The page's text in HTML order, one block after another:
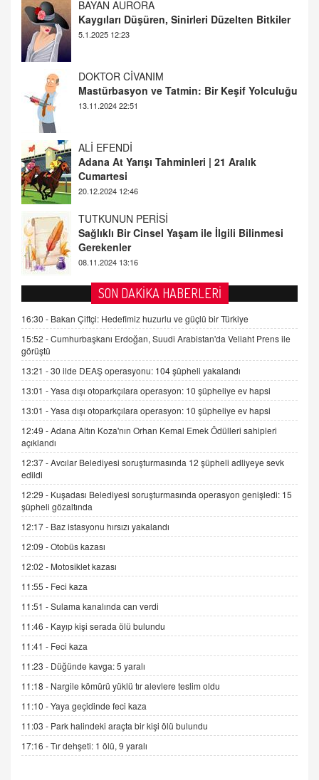
DOKTOR CİVANIM
ALİ EFENDİ
20.12.2024 12:46
TUTKUNUN PERİSİ
Sağlıklı Bir Cinsel Yaşam ile İlgili Bilinmesi
08.11.2024 13:16
FARUK ÖNALAN
Tezkere Onaylanmasaydı…
AV. DOĞAN CAN DOĞAN
Kişisel verilerin korunması ve dijital hukukun
gelişimi
15.09.2025 16:17
SEHER EREK
Kış Ayları Geldi, Hangi Önlemler Alınmalı?
9.12.2025 10:11
İNCİ GÜL AKÖL
Trump Keşke Adana'yı da Ziyaret Etse...
06.07.2026 13:00
ADEM AKÖL
Esed Destekçilerinin Yüzüne Vurulan Şamar:
Sednaya
11.12.2024 12:30
DR. EKREM ASLAN
Gerçek Ne, Algı Ne? "Beraber Yürüyoruz"
Cümlesinin Peşinden
19.07.2025 12:45
GÖNÜL MENEKŞE
Şifacının Yolu
04.11.2025 12:56
AV. RÜMEYSA ÖZKALE
Kira Uyuşmazlıklarında Dava Açmadan Önce
SON DAKİKA HABERLERİ
16:30 - Bakan Çiftçi: Hedefimiz huzurlu ve güçlü bir Türkiye
15:52 -Cumhurbaşkanı Erdoğan, Suudi Arabistan'da Veliaht Prens ile
görüştü
13:21 -30 ilde DEAŞ operasyonu: 104 şüpheli yakalandı
13:01 -Yasa dışı otoparkçılara operasyon: 10 şüpheliye ev hapsi
13:01 -Yasa dışı otoparkçılara operasyon: 10 şüpheliye ev hapsi
12:49 -Adana Altın Koza'nın Orhan Kemal Emek Ödülleri sahipleri
açıklandı
12:37 -Avcılar Belediyesi soruşturmasında 12 şüpheli adliyeye sevk
edildi
12:29 - Kuşadası Belediyesi soruşturmasında operasyon genişledi: 15
şüpheli gözaltında
12:17 - Baz istasyonu hırsızı yakalandı
12:09 -Otobüs kazası
12:02 - Motosiklet kazası
11:55 - Feci kaza
11:51 -Sulama kanalında can verdi
11:46 - Kayıp kişi serada ölü bulundu
11:41 - Feci kaza
11:23 - Düğünde kavga: 5 yaralı
11:18 - Nargile kömürü yüklü tır alevlere teslim oldu
11:10 -Yaya geçidinde feci kaza
11:03 - Park halindeki araçta bir kişi ölü bulundu
17:16 -Tır dehşeti: 1 ölü, 9 yaralı